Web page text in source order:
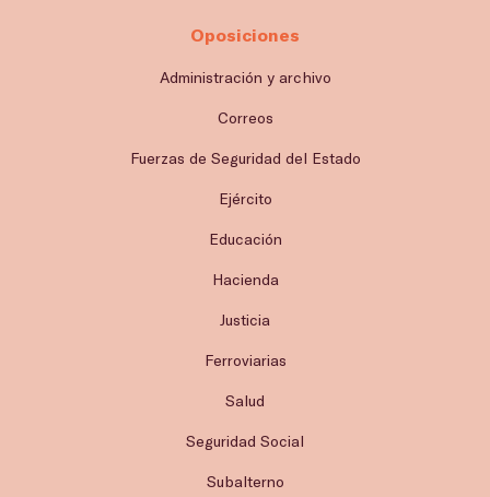
Oposiciones
Administración y archivo
Correos
Fuerzas de Seguridad del Estado
Ejército
Educación
Hacienda
Justicia
Ferroviarias
Salud
Seguridad Social
Subalterno